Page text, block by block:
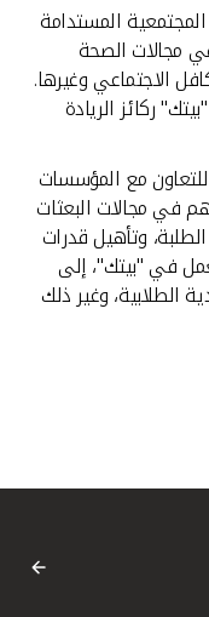
المستدامة
مجالات الصحة
الاجتماعي وغيرها.
ركائز الريادة
مع المؤسسات
في مجالات البعثات
وتأهيل قدرات
في "بيتك"، إلى
الطلابية، وغير ذلك